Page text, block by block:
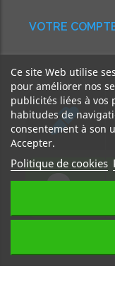
VOTRE
Ce site Web utilise
pour améliorer nos
publicités liées à vos
habitudes de
consentement à son
Accepter.
Politique de cookies